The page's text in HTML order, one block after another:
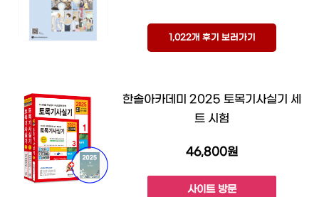
1,022개 후기 보러가기
한솔아카데미 2025 토목기사실기 세
트 시험
46,800원
사이트 방문